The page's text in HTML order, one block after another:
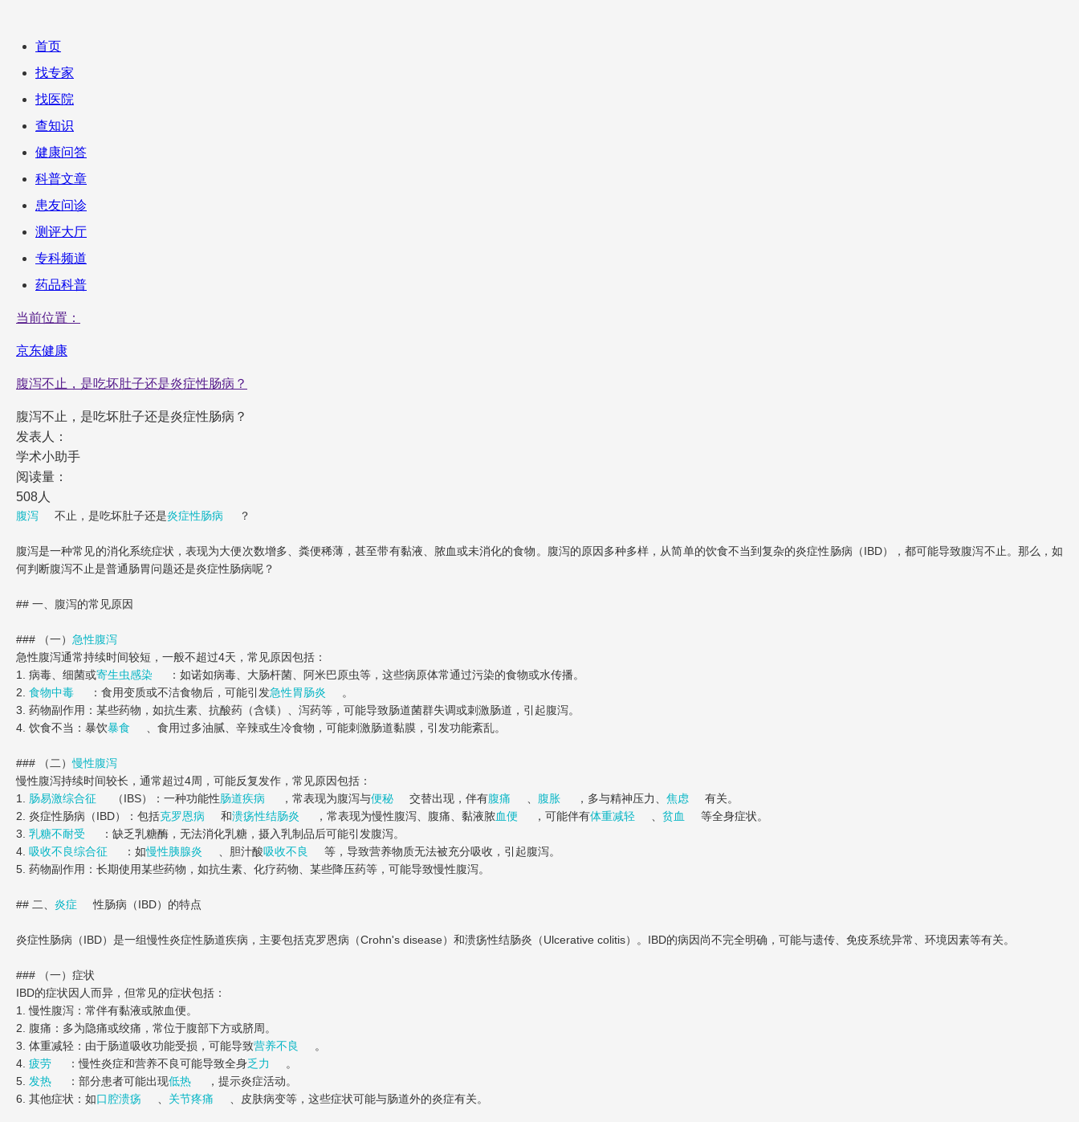
首页
找专家
找医院
查知识
健康问答
科普文章
患友问诊
测评大厅
专科频道
药品科普
当前位置：
京东健康
腹泻不止，是吃坏肚子还是炎症性肠病？
腹泻不止，是吃坏肚子还是炎症性肠病？
发表人：
学术小助手
阅读量：
508人
腹泻 不止，是吃坏肚子还是炎症性肠病 ？
腹泻是一种常见的消化系统症状，表现为大便次数增多、粪便稀薄，甚至带有黏液、脓血或未消化的食物。腹泻的原因多种多样，从简单的饮食不当到复杂的炎症性肠病（IBD），都可能导致腹泻不止。那么，如
何判断腹泻不止是普通肠胃问题还是炎症性肠病呢？
## 一、腹泻的常见原因
### （一） 急性腹泻
急性腹泻通常持续时间较短，一般不超过4天，常见原因包括：
1. 病毒、细菌或寄生虫感染
：如诺如病毒、大肠杆菌、阿米巴原虫等，这些病原体常通过污染的食物或水传播。
2. 食物中毒 ：食用变质或不洁食物后，可能引发急性胃肠炎
。
3. 药物副作用：某些药物，如抗生素、抗酸药（含镁）、泻药等，可能导致肠道菌群失调或刺激肠道，引起腹泻。
4. 饮食不当：暴饮暴食 、食用过多油腻、辛辣或生冷食物，可能刺激肠道黏膜，引发功能紊乱。
### （二）慢性腹泻
慢性腹泻持续时间较长，通常超过4周，可能反复发作，常见原因包括：
1. 肠易激综合征 （IBS）：一种功能性肠道疾病 ，常表现为腹泻与便秘 交替出现，伴有腹痛 腹胀 ，多与精神压力、 焦虑
有关。
2. 炎症性肠病（IBD）：包括克罗恩病 和溃疡性结肠炎 ，常表现为慢性腹泻、腹痛、黏液脓血便 ，可能伴有体重减轻 贫血
等全身症状。
3. 乳糖不耐受
：缺乏乳糖酶，无法消化乳糖，摄入乳制品后可能引发腹泻。
4. 吸收不良综合征 ：如慢性胰腺炎 、胆汁酸吸收不良
等，导致营养物质无法被充分吸收，引起腹泻。
5. 药物副作用：长期使用某些药物，如抗生素、化疗药物、某些降压药等，可能导致慢性腹泻。
## 二、 炎症 性肠病（IBD）的特点
炎症性肠病（IBD）是一组慢性炎症性肠道疾病，主要包括克罗恩病（Crohn's disease）和溃疡性结肠炎（Ulcerative colitis）。IBD的病因尚不完全明确，可能与遗传、免疫系统异常、环境因素等有关。
### （一）症状
IBD的症状因人而异，但常见的症状包括：
1. 慢性腹泻：常伴有黏液或脓血便。
2. 腹痛：多为隐痛或绞痛，常位于腹部下方或脐周。
3. 体重减轻：由于肠道吸收功能受损，可能导致营养不良
。
4. 疲劳 ：慢性炎症和营养不良可能导致全身乏力
。
5. 发热 ：部分患者可能出现低热
，提示炎症活动。
6. 其他症状：如口腔溃疡 关节疼痛 、皮肤病变等，这些症状可能与肠道外的炎症有关。